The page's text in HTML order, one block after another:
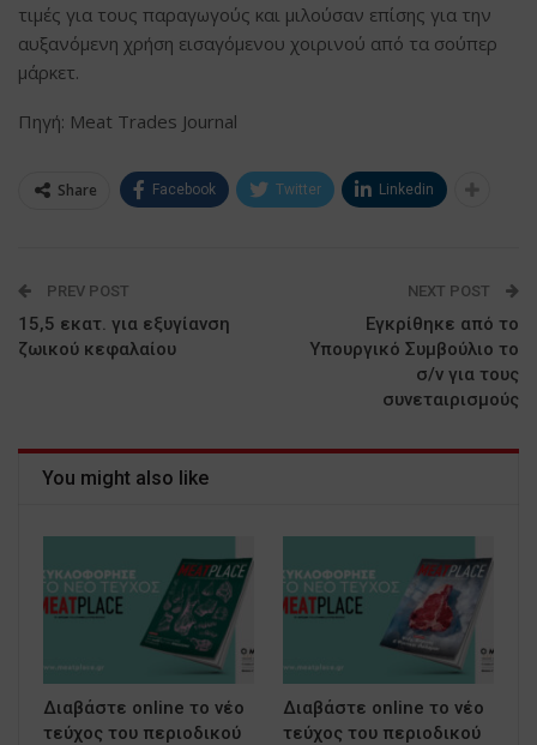
τιμές για τους παραγωγούς και μιλούσαν επίσης για την
αυξανόμενη χρήση εισαγόμενου χοιρινού από τα σούπερ
μάρκετ.
Πηγή: Meat Trades Journal
Share Facebook Twitter Linkedin
PREV POST
15,5 εκατ. για εξυγίανση
ζωικού κεφαλαίου
NEXT POST
Εγκρίθηκε από το
Υπουργικό Συμβούλιο το
σ/ν για τους
συνεταιρισμούς
You might also like
Διαβάστε online το νέο
τεύχος του περιοδικού
Διαβάστε online το νέο
τεύχος του περιοδικού